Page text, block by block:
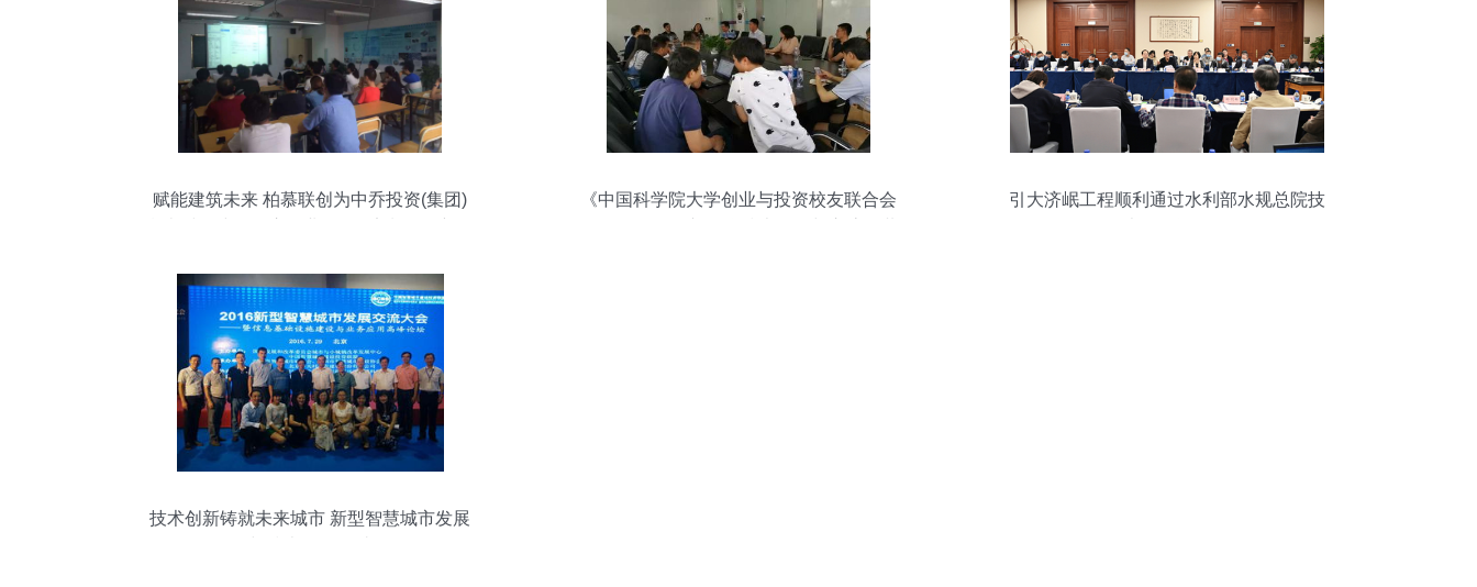
赋能建筑未来 柏慕联创为中乔投资(集团)
《中国科学院大学创业与投资校友联合会
引大济岷工程顺利通过水利部水规总院技
技术创新铸就未来城市 新型智慧城市发展